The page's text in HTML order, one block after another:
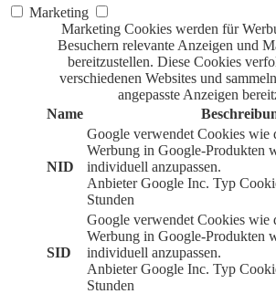
Marketing
Marketing Cookies werden für
Besuchern relevante Anzeigen und
bereitzustellen. Diese Cookies
verschiedenen Websites und
angepasste Anzeigen
Name
NID
Google verwendet Cookies
Werbung in Google-Produkten
individuell anzupassen.
Anbieter Google Inc. Typ
Stunden
SID
Google verwendet Cookies wie
Werbung in Google-Produkten
individuell anzupassen.
Anbieter Google Inc. Typ
Stunden